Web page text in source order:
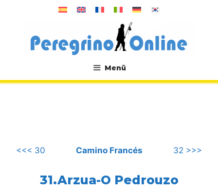
Menü
.
<<< 30 Camino Francés 32 >>>
31.Arzua-O Pedrouzo